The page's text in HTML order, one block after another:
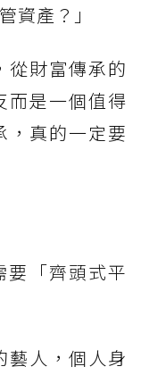
資產？」
從財富傳承的
而是一個值得
，真的一定要
要「齊頭式平
藝人，個人身